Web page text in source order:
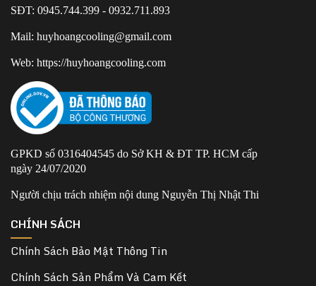
SĐT: 0945.744.399 - 0932.711.893
Mail: huyhoangcooling@gmail.com
Web: https://huyhoangcooling.com
GPKD số 0316404545 do Sở KH & ĐT TP. HCM cấp
ngày 24/07/2020
Người chịu trách nhiệm nội dung Nguyễn Thị Nhật Thi
CHÍNH SÁCH
Chính Sách Bảo Mật Thông Tin
Chính Sách Sản Phẩm Và Cam Kết